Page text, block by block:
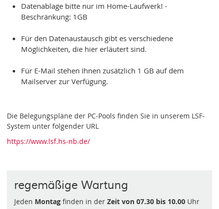
Datenablage bitte nur im Home-Laufwerk! -
Beschränkung: 1GB
Für den Datenaustausch gibt es verschiedene
Möglichkeiten, die hier erläutert sind.
Für E-Mail stehen Ihnen zusätzlich 1 GB auf dem
Mailserver zur Verfügung.
Die Belegungspläne der PC-Pools finden Sie in unserem LSF-
System unter folgender URL
https://www.lsf.hs-nb.de/
regemäßige Wartung
Jeden Montagfinden in der Zeit von 07.30 bis 10.00Uhr